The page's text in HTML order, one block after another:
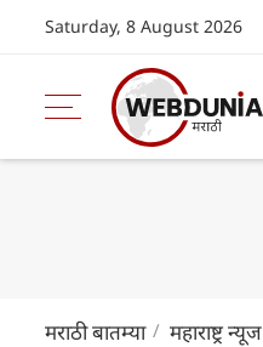
Saturday, 8 August 2026
मराठी बातम्या महाराष्ट्र न्यूज